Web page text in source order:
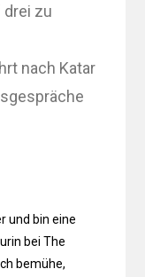
drei zu
nach Katar
und bin eine
bei The
bemühe,